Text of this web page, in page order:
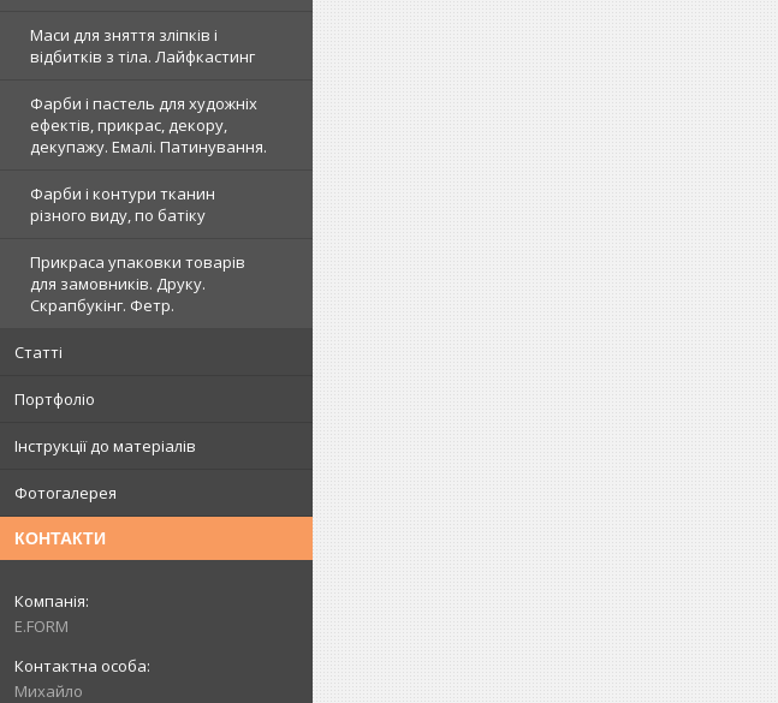
Маси для зняття зліпків і
відбитків з тіла. Лайфкастинг
Фарби і пастель для художніх
ефектів, прикрас, декору,
декупажу. Емалі. Патинування.
Фарби і контури тканин
різного виду, по батіку
Прикраса упаковки товарів
для замовників. Друку.
Скрапбукінг. Фетр.
Статті
Портфоліо
Інструкції до матеріалів
Фотогалерея
КОНТАКТИ
E.FORM
Михайло